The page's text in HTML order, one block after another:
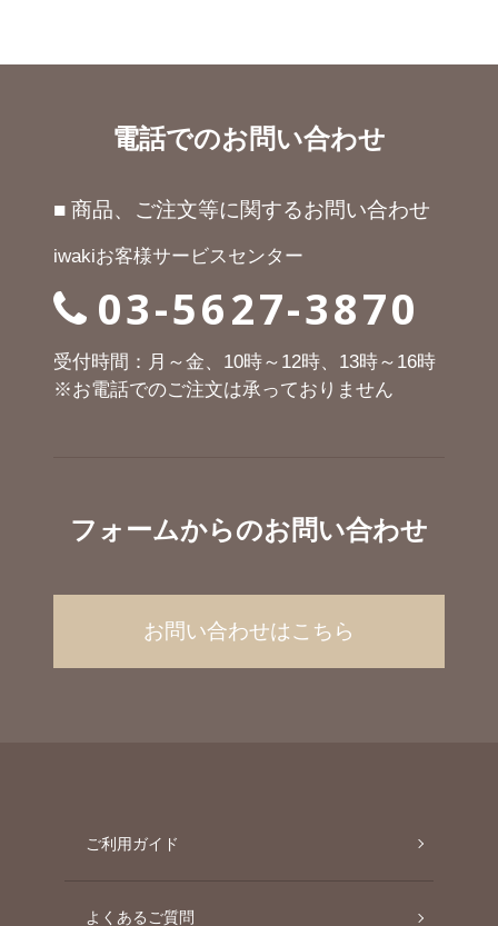
電話でのお問い合わせ
■ 商品、ご注文等に関するお問い合わせ
iwakiお客様サービスセンター
03-5627-3870
受付時間：月～金、10時～12時、13時～16時
※お電話でのご注文は承っておりません
フォームからのお問い合わせ
お問い合わせはこちら
ご利用ガイド
よくあるご質問